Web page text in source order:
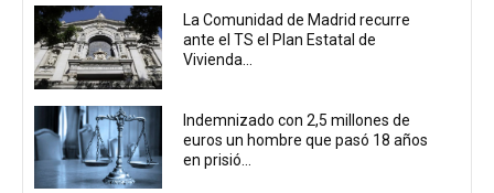
La Comunidad de Madrid recurre
ante el TS el Plan Estatal de
Vivienda...
Indemnizado con 2,5 millones de
euros un hombre que pasó 18 años
en prisió...